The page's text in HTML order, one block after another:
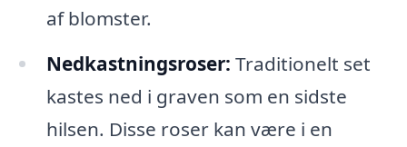
af blomster.
Nedkastningsroser: Traditionelt set
kastes ned i graven som en sidste
hilsen. Disse roser kan være i en